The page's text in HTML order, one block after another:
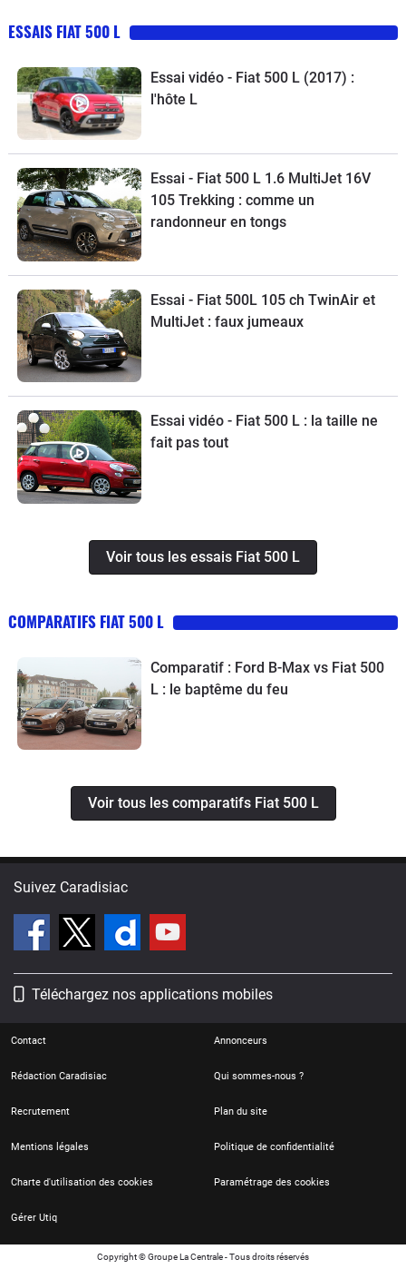
ESSAIS FIAT 500 L
Essai vidéo - Fiat 500 L (2017) :
l'hôte L
Essai - Fiat 500 L 1.6 MultiJet 16V
105 Trekking : comme un
randonneur en tongs
Essai - Fiat 500L 105 ch TwinAir et
MultiJet : faux jumeaux
Essai vidéo - Fiat 500 L : la taille ne
fait pas tout
Voir tous les essais Fiat 500 L
COMPARATIFS FIAT 500 L
Comparatif : Ford B-Max vs Fiat 500
L : le baptême du feu
Voir tous les comparatifs Fiat 500 L
Suivez Caradisiac
Téléchargez nos applications mobiles
Contact Annonceurs
Rédaction Caradisiac Qui sommes-nous ?
Recrutement Plan du site
Mentions légales Politique de confidentialité
Charte d'utilisation des cookies Paramétrage des cookies
Gérer Utiq
Copyright © Groupe La Centrale - Tous droits réservés